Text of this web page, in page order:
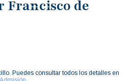
Francisco de
Puedes consultar todos los detalles en